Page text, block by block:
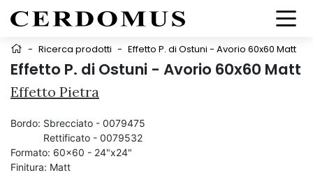
- Ricerca prodotti - Effetto P. di Ostuni - Avorio 60x60 Matt
Effetto P. di Ostuni - Avorio 60x60 Matt
Effetto Pietra
Bordo: Sbrecciato - 0079475
Rettificato - 0079532
Formato: 60x60 - 24"x24"
Finitura: Matt